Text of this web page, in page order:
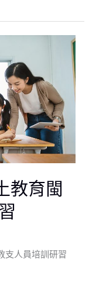
教育閩
支人員培訓研習